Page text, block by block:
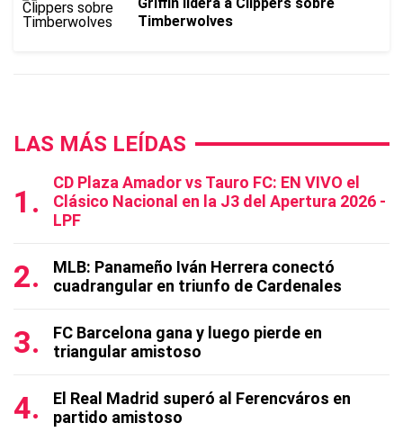
Timberwolves
LAS MÁS LEÍDAS
CD Plaza Amador vs Tauro FC: EN VIVO el
Clásico Nacional en la J3 del Apertura 2026 -
LPF
MLB: Panameño Iván Herrera conectó
cuadrangular en triunfo de Cardenales
FC Barcelona gana y luego pierde en
triangular amistoso
El Real Madrid superó al Ferencváros en
partido amistoso